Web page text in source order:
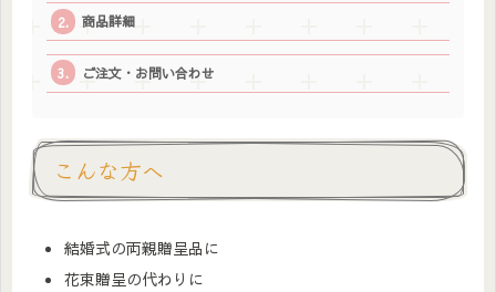
商品詳細
ご注文・お問い合わせ
こんな方へ
結婚式の両親贈呈品に
花束贈呈の代わりに